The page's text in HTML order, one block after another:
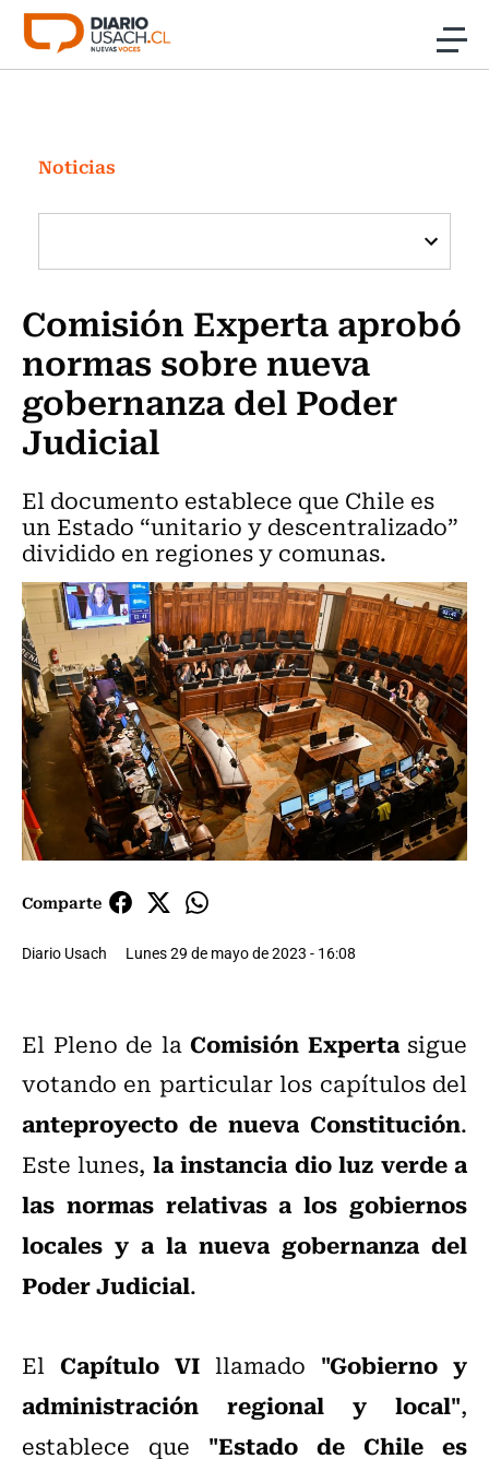
Click acá para ir directamente al contenido
Investigación
Cultura
Programas Radio y TV Usach
Noticias
Comisión Experta aprobó
normas sobre nueva
gobernanza del Poder
Judicial
El documento establece que Chile es
un Estado “unitario y descentralizado”
dividido en regiones y comunas.
Comparte
Diario Usach Lunes 29 de mayo de 2023 - 16:08
El Pleno de la Comisión Expertasigue
votando en particular los capítulos del
anteproyecto de nueva Constitución.
Este lunes, la instancia dio luz verde a
las normas relativas a los gobiernos
locales y a la nueva gobernanza del
Poder Judicial.
El Capítulo VI llamado "Gobierno y
administración regional y local",
establece que "Estado de Chile es